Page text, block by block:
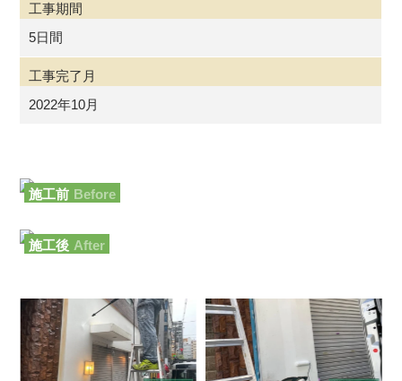
工事期間
5日間
工事完了月
2022年10月
施工前 Before
施工後 After